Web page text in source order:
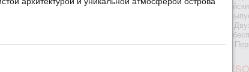
свой бег, вокруг пальмы, белый песок и теплый
Zanzibar Beach House & Spa рад сообщить Вам, что
предложение, чтобы отпраздновать открытие границ.
Garden 270$ на Half Board (обычная цена 470 на AI) и
номера. Акция действует для граждан России и СНГ.
ТУР НА ЗАНЗИБАР, СКАЗОЧНЫЙ ZURI